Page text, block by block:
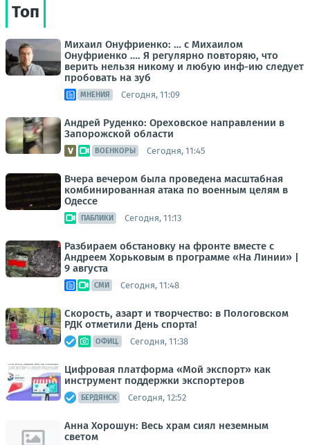
Топ
Михаил Онуфриенко: … с Михаилом
Онуфриенко …. Я регулярно повторяю, что
верить нельзя никому и любую инф-ию следует
пробовать на зуб
МНЕНИЯ Сегодня, 11:09
Андрей Руденко: Ореховское направлении в
Запорожской области
ВОЕНКОРЫ Сегодня, 11:45
Вчера вечером была проведена масштабная
комбинированная атака по военным целям в
Одессе
ПАБЛИКИ Сегодня, 11:13
Разбираем обстановку на фронте вместе с
Андреем Хорьковым в программе «На Линии» |
9 августа
СМИ Сегодня, 11:48
Скорость, азарт и творчество: в Пологовском
РДК отметили День спорта!
ОФИЦ. Сегодня, 11:38
Цифровая платформа «Мой экспорт» как
инструмент поддержки экспортеров
БЕРДЯНСК Сегодня, 12:52
Анна Хорошун: Весь храм сиял неземным
светом